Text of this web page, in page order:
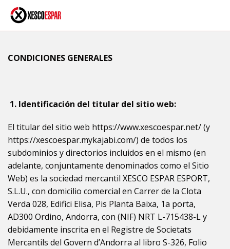
CONDICIONES GENERALES
1. Identificación del titular del sitio web:
El titular del sitio web https://www.xescoespar.net/ (y
https://xescoespar.mykajabi.com/) de todos los
subdominios y directorios incluidos en el mismo (en
adelante, conjuntamente denominados como el Sitio
Web) es la sociedad mercantil XESCO ESPAR ESPORT,
S.L.U., con domicilio comercial en Carrer de la Clota
Verda 028, Edifici Elisa, Pis Planta Baixa, 1a porta,
AD300 Ordino, Andorra, con (NIF) NRT L-715438-L y
debidamente inscrita en el Registre de Societats
Mercantils del Govern d’Andorra al libro S-326, Folio